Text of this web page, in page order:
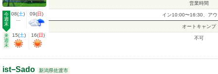
今
週
末
08(土)
---
09(日)
来
週
末
15(土) 16(日)
営業時間
イン10:00〜16:30、ア
オートキャンプ
不可
ist−Sado
新潟県佐渡市